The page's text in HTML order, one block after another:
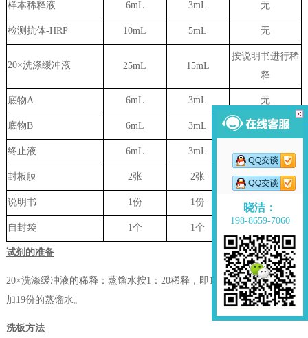
晓洁：
198-8659-7060
样本稀释液 6mL 3mL 无
检测抗体-HRP 10mL 5mL 无
20×洗涤缓冲液 25mL 15mL
按说明书进行稀
释
底物A 6mL 3mL 无
底物B 6mL 3mL 无
终止液 6mL 3mL 无
封板膜 2张 2张 无
说明书 1份 1份 无
自封袋 1个 1个
试剂的准备
20×洗涤缓冲液的稀释：蒸馏水按1：20稀释，即1份的20×洗涤缓冲液
加19份的蒸馏水。
洗板方法